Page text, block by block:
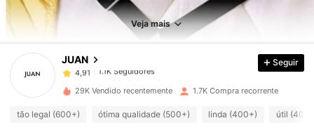
Veja mais
JUAN
1.1K Seguidores
4,91
1.1K Seguidores
j***n
seguido1 dia atrás
4,91
Seguir
29K Vendido recentemente 1.7K Compra recorrente
tão legal (600+) ótima qualidade (500+) linda (400+) útil